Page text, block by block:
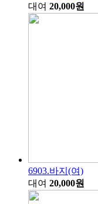
대여 20,000원
6903.바지(여)
대여 20,000원